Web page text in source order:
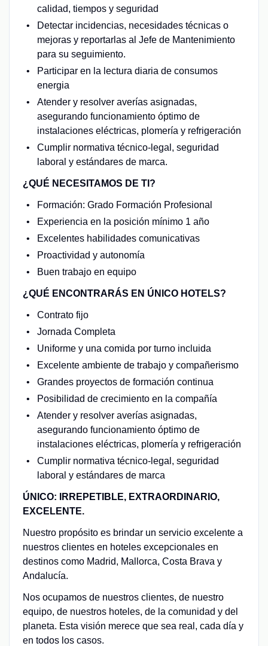
calidad, tiempos y seguridad
Detectar incidencias, necesidades técnicas o
mejoras y reportarlas al Jefe de Mantenimiento
para su seguimiento.
Participar en la lectura diaria de consumos
energia
Atender y resolver averías asignadas,
asegurando funcionamiento óptimo de
instalaciones eléctricas, plomería y refrigeración
Cumplir normativa técnico-legal, seguridad
laboral y estándares de marca.
¿QUÉ NECESITAMOS DE TI?
Formación: Grado Formación Profesional
Experiencia en la posición mínimo 1 año
Excelentes habilidades comunicativas
Proactividad y autonomía
Buen trabajo en equipo
¿QUÉ ENCONTRARÁS EN ÚNICO HOTELS?
Contrato fijo
Jornada Completa
Uniforme y una comida por turno incluida
Excelente ambiente de trabajo y compañerismo
Grandes proyectos de formación continua
Posibilidad de crecimiento en la compañía
Atender y resolver averías asignadas,
asegurando funcionamiento óptimo de
instalaciones eléctricas, plomería y refrigeración
Cumplir normativa técnico-legal, seguridad
laboral y estándares de marca
ÚNICO: IRREPETIBLE, EXTRAORDINARIO,
EXCELENTE.
Nuestro propósito es brindar un servicio excelente a
nuestros clientes en hoteles excepcionales en
destinos como Madrid, Mallorca, Costa Brava y
Andalucía.
Nos ocupamos de nuestros clientes, de nuestro
equipo, de nuestros hoteles, de la comunidad y del
planeta. Esta visión merece que sea real, cada día y
en todos los casos.